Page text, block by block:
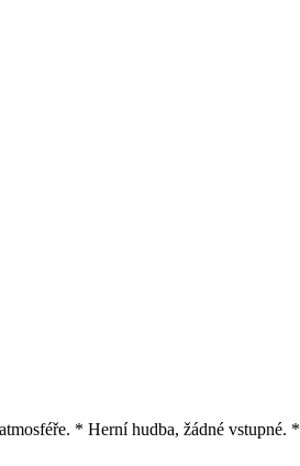
* Herní hudba, žádné vstupné. *